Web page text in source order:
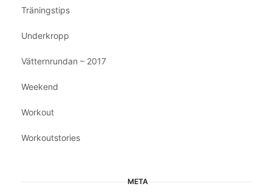
Träningstips
Underkropp
Vätternrundan – 2017
Weekend
Workout
Workoutstories
META